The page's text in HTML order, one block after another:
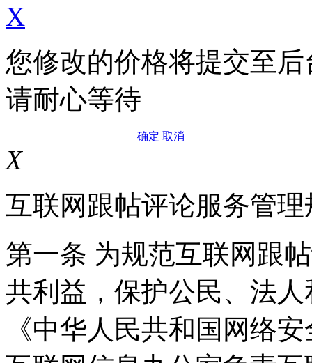
X
您修改的价格将提交至
请耐心等待
确定 取消
X
互联网跟帖评论服务管理
第一条 为规范互联网跟
共利益，保护公民、法
《中华人民共和国网络